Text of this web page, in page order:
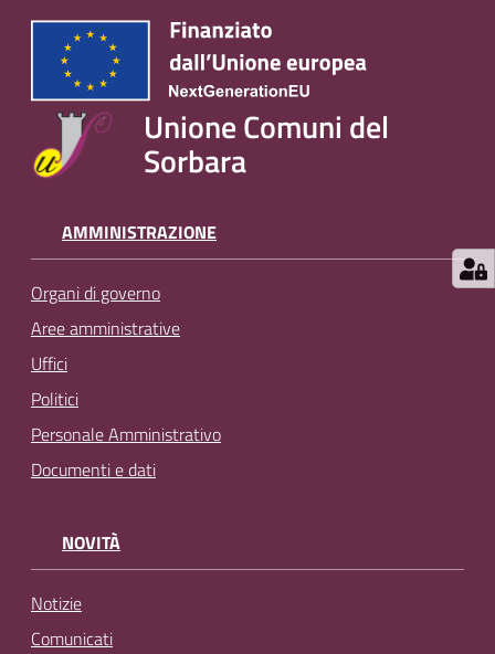
Unione Comuni del
Sorbara
AMMINISTRAZIONE
Organi di governo
Aree amministrative
Uffici
Politici
Personale Amministrativo
Documenti e dati
NOVITÀ
Notizie
Comunicati